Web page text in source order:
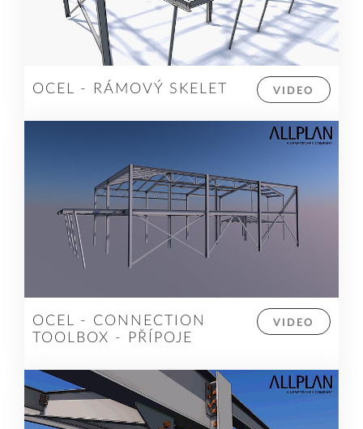
VIDEO
OCEL - RÁMOVÝ SKELET
VIDEO
OCEL - CONNECTION
TOOLBOX - PŘÍPOJE